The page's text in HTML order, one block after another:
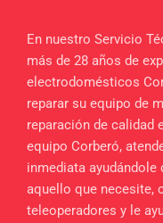
En nuestro Servicio
más de 28 años de
electrodomésticos
reparar su equipo de
reparación de calidad
equipo Corberó,
inmediata
aquello que necesite,
teleoperadores y le